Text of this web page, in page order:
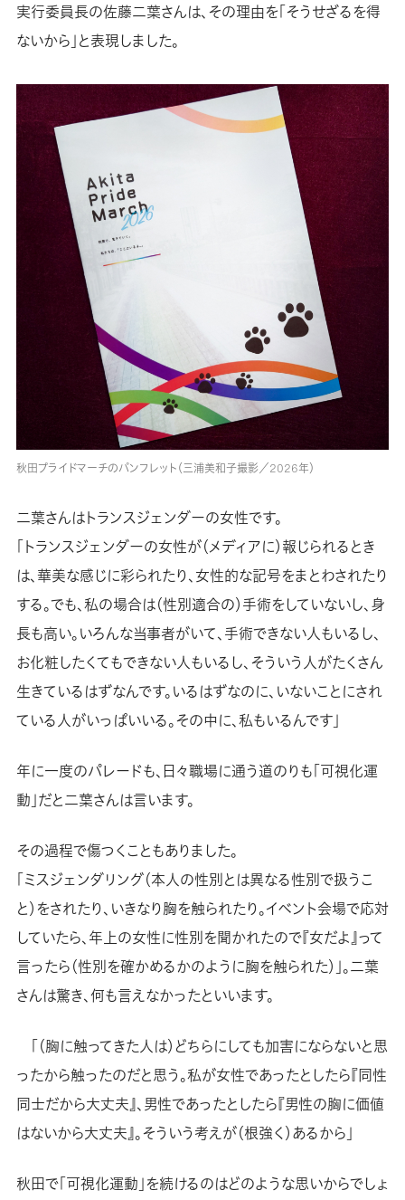
実行委員長の佐藤二葉さんは、その理由を「そうせざるを得
ないから」と表現しました。
秋田プライドマーチのパンフレット（三浦美和子撮影／2026年）
二葉さんはトランスジェンダーの女性です。
「トランスジェンダーの女性が（メディアに）報じられるとき
は、華美な感じに彩られたり、女性的な記号をまとわされたり
する。でも、私の場合は（性別適合の）手術をしていないし、身
長も高い。いろんな当事者がいて、手術できない人もいるし、
お化粧したくてもできない人もいるし、そういう人がたくさん
生きているはずなんです。いるはずなのに、いないことにされ
ている人がいっぱいいる。その中に、私もいるんです」
年に一度のパレードも、日々職場に通う道のりも「可視化運
動」だと二葉さんは言います。
その過程で傷つくこともありました。
「ミスジェンダリング（本人の性別とは異なる性別で扱うこ
と）をされたり、いきなり胸を触られたり。イベント会場で応対
していたら、年上の女性に性別を聞かれたので『女だよ』って
言ったら（性別を確かめるかのように胸を触られた）」。二葉
さんは驚き、何も言えなかったといいます。
「（胸に触ってきた人は）どちらにしても加害にならないと思
ったから触ったのだと思う。私が女性であったとしたら『同性
同士だから大丈夫』、男性であったとしたら『男性の胸に価値
はないから大丈夫』。そういう考えが（根強く）あるから」
秋田で「可視化運動」を続けるのはどのような思いからでしょ